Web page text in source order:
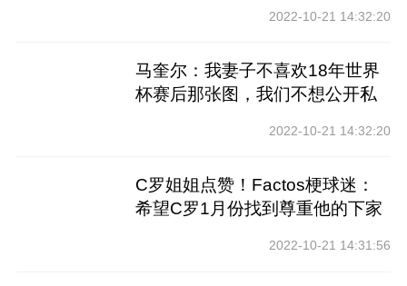
2022-10-21 14:32:20
马奎尔：我妻子不喜欢18年世界
杯赛后那张图，我们不想公开私
2022-10-21 14:32:20
C罗姐姐点赞！Factos梗球迷：
希望C罗1月份找到尊重他的下家
2022-10-21 14:31:56